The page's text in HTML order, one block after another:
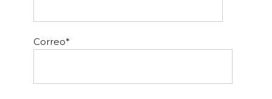
Correo*